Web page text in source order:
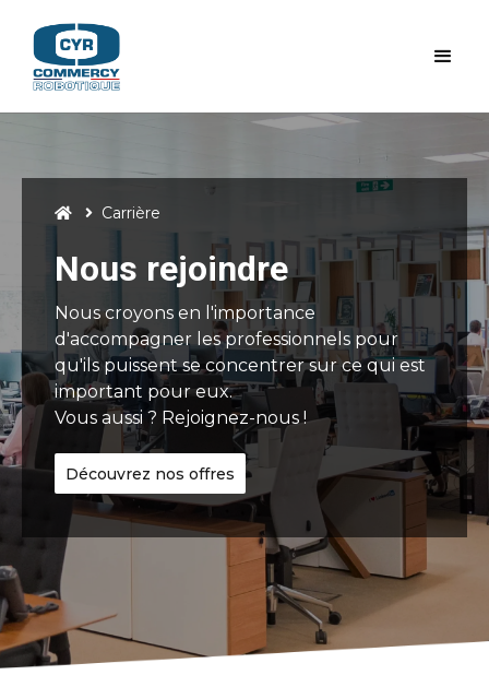
  Carrière
Nous rejoindre
Nous croyons en l'importance
d'accompagner les professionnels pour
qu'ils puissent se concentrer sur ce qui est
important pour eux.
Vous aussi ? Rejoignez-nous !
Découvrez nos offres